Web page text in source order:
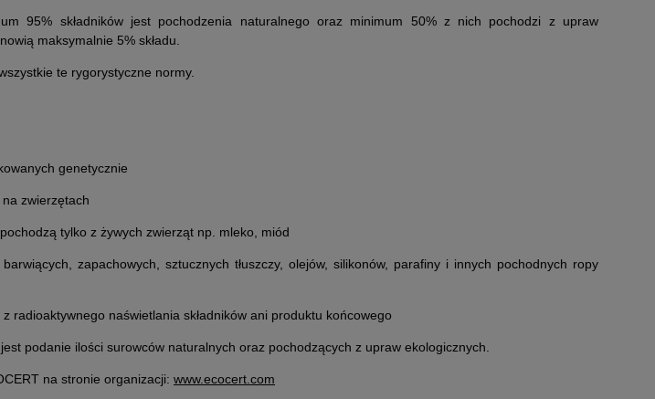
95% składników jest pochodzenia naturalnego oraz minimum 50% z nich pochodzi z upraw
maksymalnie 5% składu.
te rygorystyczne normy.
genetycznie
zwierzętach
tylko z żywych zwierząt np. mleko, miód
zapachowych, sztucznych tłuszczy, olejów, silikonów, parafiny i innych pochodnych ropy
radioaktywnego naświetlania składników ani produktu końcowego
podanie ilości surowców naturalnych oraz pochodzących z upraw ekologicznych.
na stronie organizacji: www.ecocert.com